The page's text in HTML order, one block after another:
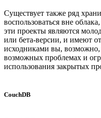
Существует также ряд
воспользоваться вне
эти проекты являются
или бета-версии, и имеют
исходниками вы, возможно,
возможных проблемах и
использования закрытых
CouchDB